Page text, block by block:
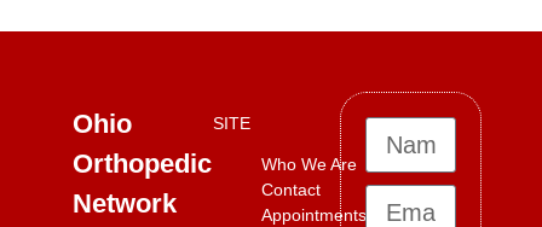
Ohio
Orthopedic
Network
SITE
Who We Are
Contact
Appointments